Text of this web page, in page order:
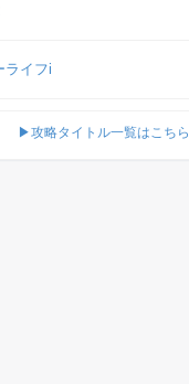
ライフi
▶攻略タイトル一覧はこちら